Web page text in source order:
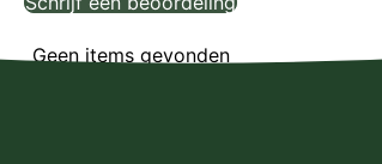
Geen items gevonden